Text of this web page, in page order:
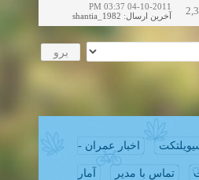
04-10-2011 03:37 PM
آخرین ارسال:
shantia_1982
اخبار عمران -
تماس با مدیر آمار